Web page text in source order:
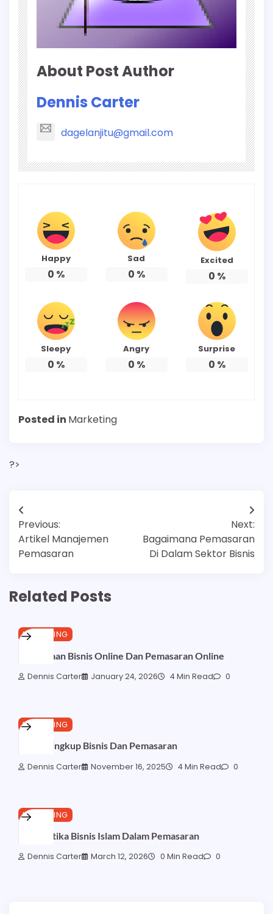
About Post Author
Dennis Carter
dagelanjitu@gmail.com
Happy
0 %
Sad
0 %
Excited
0 %
Sleepy
0 %
Angry
0 %
Surprise
0 %
Posted in Marketing
?>
Post
navigation
Previous:
Artikel Manajemen
Pemasaran
Next:
Bagaimana Pemasaran
Di Dalam Sektor Bisnis
Related Posts
MARKETING
Perbedaan Bisnis Online Dan Pemasaran Online
Dennis Carter January 24, 2026 4 Min Read 0
MARKETING
Ruang Lingkup Bisnis Dan Pemasaran
Dennis Carter November 16, 2025 4 Min Read 0
MARKETING
Jurnal Etika Bisnis Islam Dalam Pemasaran
Dennis Carter March 12, 2026 0 Min Read 0